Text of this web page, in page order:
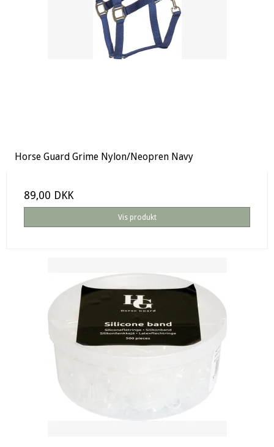
Horse Guard Grime Nylon/Neopren Navy
89,00 DKK
Vis produkt